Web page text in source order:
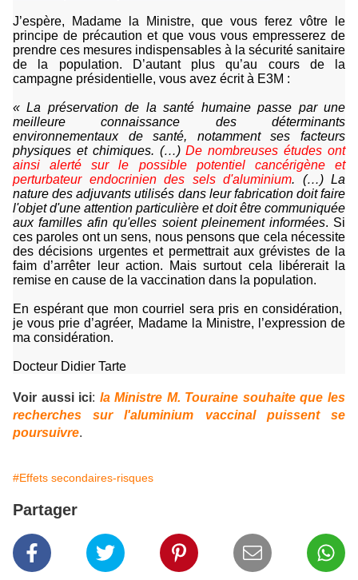
J’espère, Madame la Ministre, que vous ferez vôtre le
principe de précaution et que vous vous empresserez de
prendre ces mesures indispensables à la sécurité sanitaire
de la population. D’autant plus qu’au cours de la
campagne présidentielle, vous avez écrit à E3M :
« La préservation de la santé humaine passe par une
meilleure connaissance des déterminants
environnementaux de santé, notamment ses facteurs
physiques et chimiques. (…)De nombreuses études ont
ainsi alerté sur le possible potentiel cancérigène et
perturbateur endocrinien des sels d'aluminium. (…) La
nature des adjuvants utilisés dans leur fabrication doit faire
l'objet d'une attention particulière et doit être communiquée
aux familles afin qu'elles soient pleinement informées. Si
ces paroles ont un sens, nous pensons que cela nécessite
des décisions urgentes et permettrait aux grévistes de la
faim d’arrêter leur action. Mais surtout cela libérerait la
remise en cause de la vaccination dans la population.
En espérant que mon courriel sera pris en considération,
je vous prie d’agréer, Madame la Ministre, l’expression de
ma considération.
Docteur Didier Tarte
Voir aussi ici: la Ministre M. Touraine souhaite que les
recherches sur l'aluminium vaccinal puissent se
poursuivre.
#Effets secondaires-risques
Partager